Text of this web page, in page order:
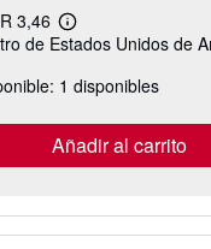
3,46
Más
información
las
tarifas
envío
de Estados Unidos de
1 disponibles
Añadir al carrito